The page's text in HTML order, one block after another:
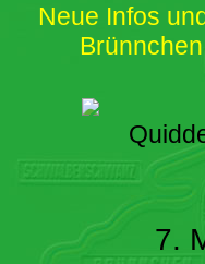
Neue Infos
7.